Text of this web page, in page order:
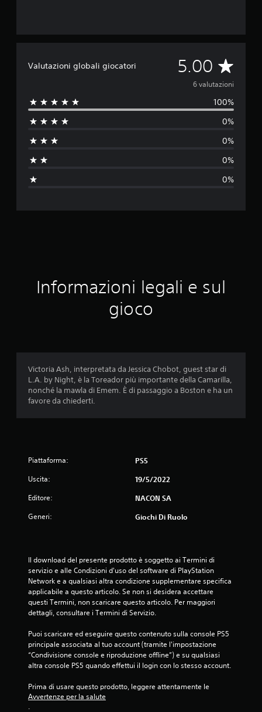
Valutazioni globali giocatori 5.00 V
a
l
u
i
e
i
a
l
e
s
u
c
i
6 valutazioni
100%
0%
0%
0%
0%
Informazioni legali e sul
gioco
Victoria Ash, interpretata da Jessica Chobot, guest star di
L.A. by Night, è la Toreador più importante della Camarilla,
nonché la mawla di Emem. È di passaggio a Boston e ha un
favore da chiederti.
Piattaforma: PS5
Uscita: 19/5/2022
Editore: NACON SA
Generi: Giochi Di Ruolo
Il download del presente prodotto è soggetto ai Termini di
servizio e alle Condizioni d'uso del software di PlayStation
Network e a qualsiasi altra condizione supplementare specifica
applicabile a questo articolo. Se non si desidera accettare
questi Termini, non scaricare questo articolo. Per maggiori
dettagli, consultare i Termini di Servizio.
Puoi scaricare ed eseguire questo contenuto sulla console PS5
principale associata al tuo account (tramite l'impostazione
“Condivisione console e riproduzione offline”) e su qualsiasi
altra console PS5 quando effettui il login con lo stesso account.
Prima di usare questo prodotto, leggere attentamente le
Avvertenze per la salute
.